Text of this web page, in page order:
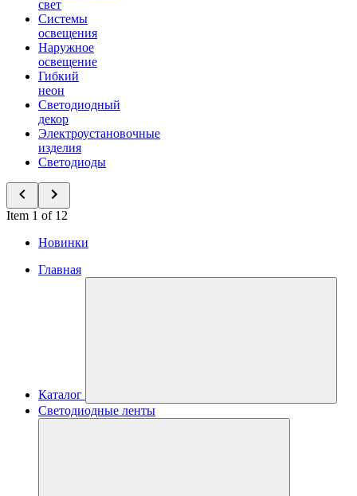
свет
Системы
освещения
Наружное
освещение
Гибкий
неон
Светодиодный
декор
Электроустановочные
изделия
Светодиоды
Item 1 of 12
Новинки
Главная
Каталог
Светодиодные ленты